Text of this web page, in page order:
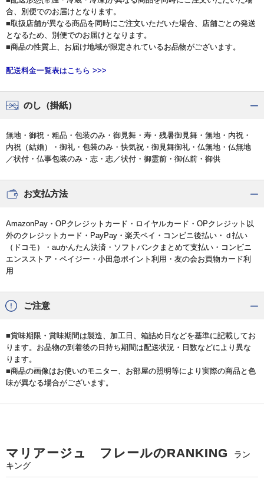
合、別便でのお届けとなります。
■取扱店舗が異なる商品を同時にご注文いただいた場合、店舗ごとの発送
となるため、別便でのお届けとなります。
■商品の性質上、お届け地域が限定されているお品物がございます。
配送料金一覧表はこちら >>>
のし（掛紙）
無地・御祝・粗品・包装のみ・御見舞・寿・残暑御見舞・無地・内祝・
内祝（結婚）・御礼・包装のみ・快気祝・御見舞御礼・仏無地・仏無地
／状付・仏事包装のみ・志・志／状付・御霊前・御仏前・御供
お支払方法
AmazonPay・OPクレジットカード・ロイヤルカード・OPクレジット以
外のクレジットカード・PayPay・楽天ペイ・コンビニ後払い・ｄ払い
（ドコモ）・auかんたん決済・ソフトバンクまとめて支払い・コンビニ
エンスストア・ペイジー・小田急ポイント利用・友の会お買物カード利
用
ご注意
■賞味期限・賞味期間は製造、加工日、箱詰め日などを基準に記載してお
ります。お品物の到着後の日持ち期間は配送状況・日数などにより異な
ります。
■商品の画像はお使いのモニター、お部屋の照明等により実際の商品と色
味が異なる場合がございます。
マリアージュ フレールのRANKING
ラン
キング